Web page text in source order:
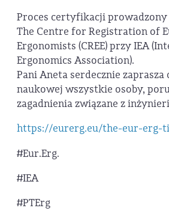
Proces certyfikacji
The Centre for Registration of
Ergonomists (CREE) przy IEA
Ergonomics Association).
Pani Aneta serdecznie zaprasza
naukowej wszystkie osoby,
zagadnienia związane z
https://eurerg.eu/the-eur-erg-
#Eur.Erg.
#IEA
#PTErg